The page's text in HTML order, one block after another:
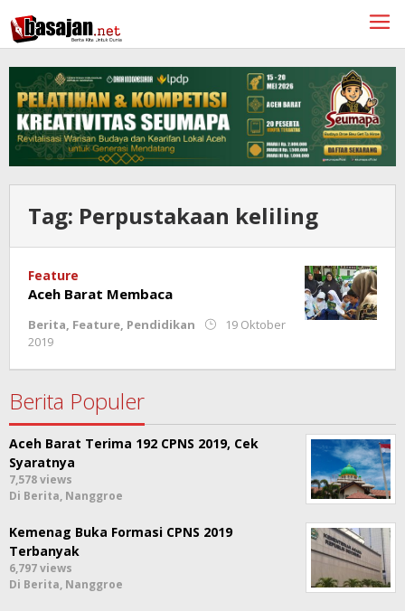
ke
konten
Tag: Perpustakaan keliling
Feature
Aceh Barat Membaca
Berita, Feature, Pendidikan
19 Oktober
2019
Berita Populer
Aceh Barat Terima 192 CPNS 2019, Cek
Syaratnya
7,578 views
Di Berita, Nanggroe
Kemenag Buka Formasi CPNS 2019
Terbanyak
6,797 views
Di Berita, Nanggroe